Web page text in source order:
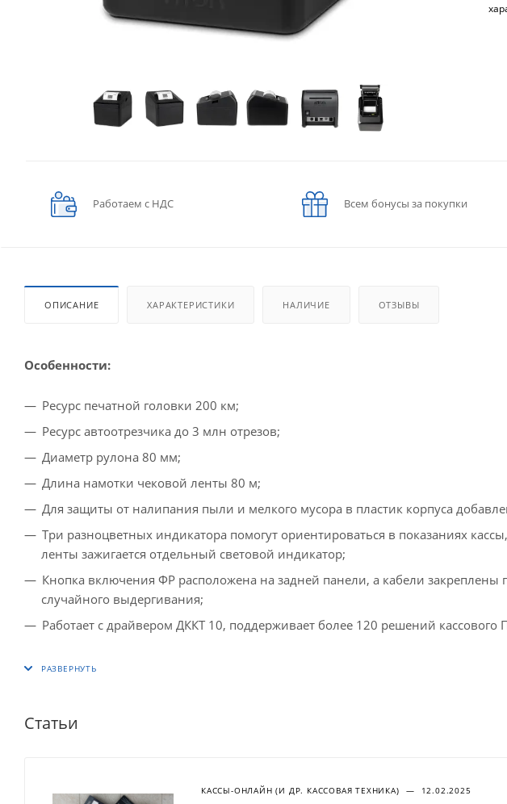
Работаем с НДС Всем бонусы за покупки
ОПИСАНИЕ ХАРАКТЕРИСТИКИ НАЛИЧИЕ ОТЗЫВЫ
Особенности:
Ресурс печатной головки 200 км;
Ресурс автоотрезчика до 3 млн отрезов;
Диаметр рулона 80 мм;
Длина намотки чековой ленты 80 м;
Для защиты от налипания пыли и мелкого мусора в пластик корпуса
Три разноцветных индикатора помогут ориентироваться в показаниях
ленты зажигается отдельный световой индикатор;
Кнопка включения ФР расположена на задней панели, а кабели
случайного выдергивания;
Работает с драйвером ДККТ 10, поддерживает более 120 решений кассового
Статьи
КАССЫ-ОНЛАЙН (И ДР. КАССОВАЯ ТЕХНИКА) — 12.02.2025